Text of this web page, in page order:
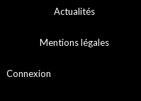
Actualités
Mentions légales
Connexion